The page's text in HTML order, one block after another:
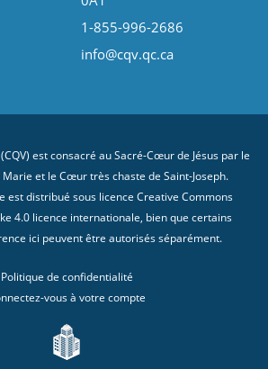
1-855-996-2686
info@cqv.qc.ca
est consacré au Sacré-Cœur de Jésus par le
et le Cœur très chaste de Saint-Joseph.
est distribué sous licence Creative Commons
4.0 licence internationale , bien que certains
ici peuvent être autorisés séparément.
Politique de confidentialité
vous à votre compte